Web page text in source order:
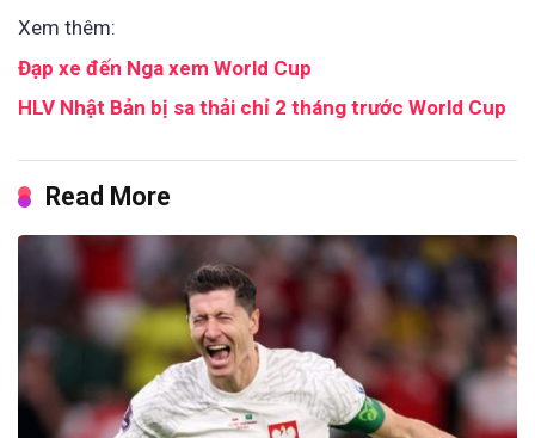
Xem thêm:
Đạp xe đến Nga xem World Cup
HLV Nhật Bản bị sa thải chỉ 2 tháng trước World Cup
Read More